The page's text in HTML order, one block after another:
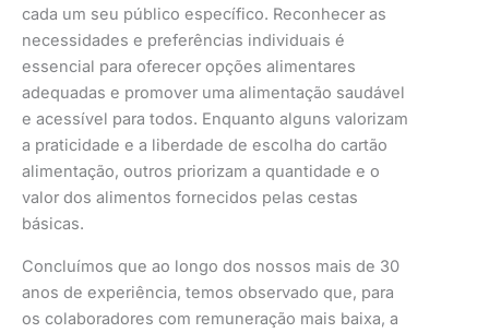
cada um seu público específico. Reconhecer as
necessidades e preferências individuais é
essencial para oferecer opções alimentares
adequadas e promover uma alimentação saudável
e acessível para todos. Enquanto alguns valorizam
a praticidade e a liberdade de escolha do cartão
alimentação, outros priorizam a quantidade e o
valor dos alimentos fornecidos pelas cestas
básicas.
Concluímos que ao longo dos nossos mais de 30
anos de experiência, temos observado que, para
os colaboradores com remuneração mais baixa, a